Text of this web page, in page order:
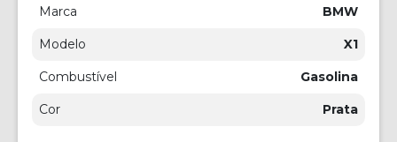
Marca BMW
Modelo X1
Combustível Gasolina
Cor Prata